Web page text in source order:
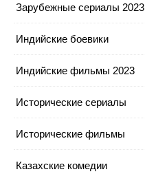
Зарубежные сериалы 2023
Индийские боевики
Индийские фильмы 2023
Исторические сериалы
Исторические фильмы
Казахские комедии